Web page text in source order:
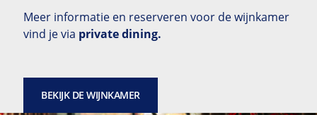
Meer informatie en reserveren voor de wijnkamer
vind je via private dining.
BEKIJK DE WIJNKAMER